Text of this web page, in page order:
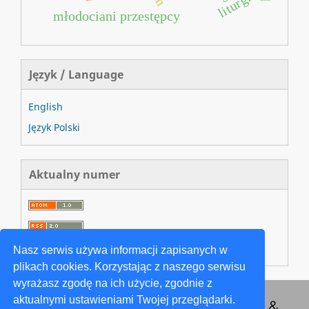
Nasz serwis używa informacji zapisanych w
plikach cookies. Korzystając z naszego serwisu
wyrażasz zgodę na ich użycie, zgodnie z
aktualnymi ustawieniami Twojej przeglądarki.
młodociani przestępcy
Język / Language
English
Język Polski
Aktualny numer